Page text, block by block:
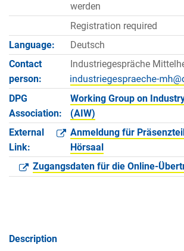
werden
Registration required
Language:
Deutsch
Contact
person:
Industriegespräche
DPG
Association:
Working Group on
(AIW)
External
Link:
Anmeldung für
Hörsaal
Zugangsdaten für die Online-
Description